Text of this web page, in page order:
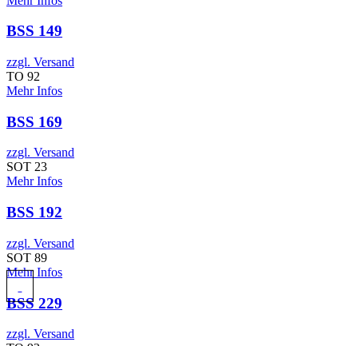
BSS 149
zzgl. Versand
TO 92
Mehr Infos
BSS 169
zzgl. Versand
SOT 23
Mehr Infos
BSS 192
zzgl. Versand
SOT 89
Mehr Infos
BSS 229
zzgl. Versand